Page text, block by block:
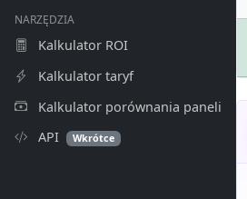
NARZĘDZIA
Kalkulator ROI
Kalkulator taryf
Kalkulator porównania paneli
API
Wkrótce